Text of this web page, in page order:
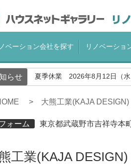
ベーション会社を探す リノベーショ
らせ 夏季休業 2026年8月12日（
大熊工業(KAJA DESIGN)
ォーム 東京都武蔵野市吉祥寺本
工業(KAJA DESIGN)